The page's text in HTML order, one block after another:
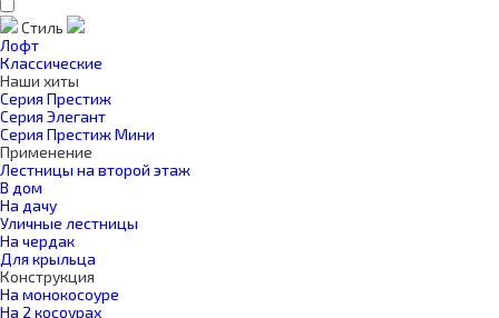
Стиль
Лофт
Классические
Наши хиты
Серия Престиж
Серия Элегант
Серия Престиж Мини
Применение
Лестницы на второй этаж
В дом
На дачу
Уличные лестницы
На чердак
Для крыльца
Конструкция
На монокосоуре
На 2 косоурах